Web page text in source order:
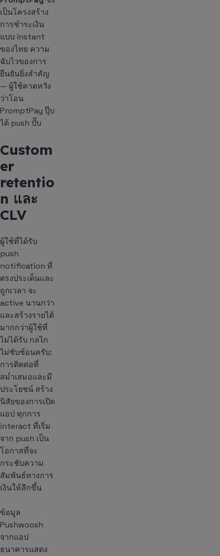
เป็นโครงสร้าง
การชำระเงิน
แบบ instant
ของไทย ความ
ฉับไวของการ
ยืนยันยิ่งสำคัญ
— ผู้ใช้คาดหวัง
ว่าโอน
PromptPay ปุ๊บ
ได้ push ปั๊บ
Custom
er
retentio
n และ
CLV
ผู้ใช้ที่ได้รับ
push
notification ที่
ตรงประเด็นและ
ถูกเวลา จะ
active นานกว่า
และสร้างรายได้
มากกว่าผู้ใช้ที่
ไม่ได้รับ กลไก
ไม่ซับซ้อนครับ:
การติดต่อที่
สม่ำเสมอและมี
ประโยชน์ สร้าง
นิสัยของการเปิด
แอป ทุกการ
interact ที่เริ่ม
จาก push เป็น
โอกาสที่จะ
กระชับความ
สัมพันธ์ทางการ
เงินให้ลึกขึ้น
ข้อมูล
Pushwoosh
จากแอป
ธนาคารแสดง